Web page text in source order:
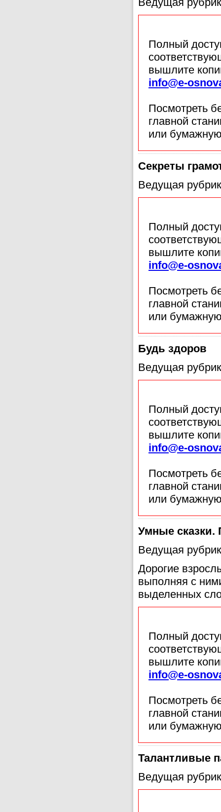
Полный
вышлите
info@e-
Посмотреть
главной
или
Секреты
Ведущая
Полный
вышлите
info@e-
Посмотреть
главной
или
Будь здоров
Ведущая
Полный
вышлите
info@e-
Посмотреть
главной
или
Умные сказки.
Ведущая
Дорогие
выполняя с
выделенных
Полный
вышлите
info@e-
Посмотреть
главной
или
Талантливые
Ведущая